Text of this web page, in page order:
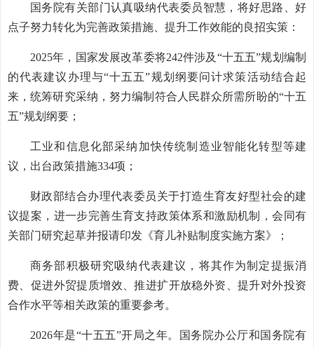
国务院有关部门认真吸纳代表委员智慧，将好思路、好
点子努力转化为完善政策措施、提升工作效能的良招实策：
2025年，国家发展改革委将242件涉及“十五五”规划编制
的代表建议办理与“十五五”规划纲要问计求策活动结合起
来，统筹研究采纳，努力编制符合人民群众所需所盼的“十五
五”规划纲要；
工业和信息化部采纳加快传统制造业智能化转型等建
议，出台政策措施334项；
财政部结合办理代表委员关于打造生育友好型社会的建
议提案，进一步完善生育支持政策体系和激励机制，会同有
关部门研究起草并报请印发《育儿补贴制度实施方案》；
商务部积极研究吸纳代表建议，将其作为制定提振消
费、促进外贸提质增效、推进扩开放稳外资、提升对外投资
合作水平等相关政策的重要参考。
2026年是“十五五”开局之年。国务院办公厅和国务院有